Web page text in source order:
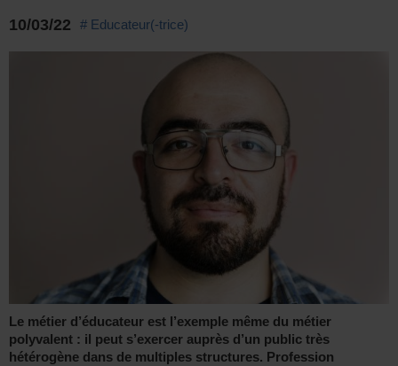
10/03/22 # Educateur(-trice)
Le métier d’éducateur est l’exemple même du métier
polyvalent : il peut s’exercer auprès d’un public très
hétérogène dans de multiples structures. Profession